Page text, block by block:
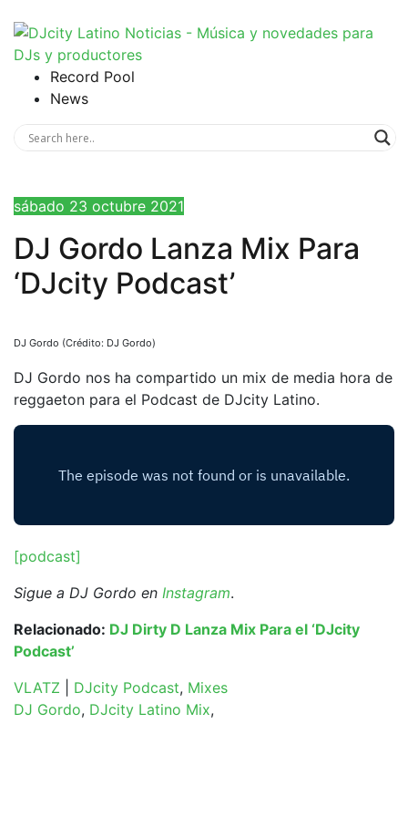
Record Pool
News
sábado 23 octubre 2021
DJ Gordo Lanza Mix Para
‘DJcity Podcast’
DJ Gordo (Crédito: DJ Gordo)
DJ Gordo nos ha compartido un mix de media hora de
reggaeton para el Podcast de DJcity Latino.
[podcast]
Sigue a DJ Gordo en Instagram.
Relacionado: DJ Dirty D Lanza Mix Para el ‘DJcity
Podcast’
VLATZ
DJcity Podcast, Mixes
DJ Gordo, DJcity Latino Mix,